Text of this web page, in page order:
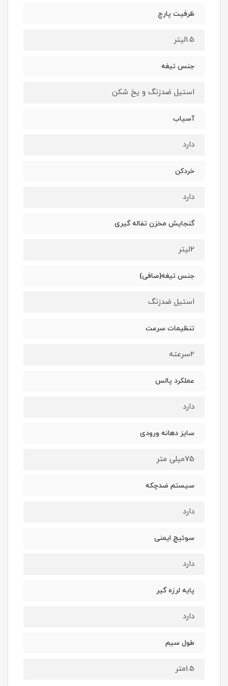
ظرفیت پارچ
1.5لیتر
جنس تیغه
استیل ضدزنگ و یخ شکن
آسیاب
دارد
خردکن
دارد
گنجایش مخزن تفاله گیری
2لیتر
جنس تیغه(صافی)
استیل ضدزنگ
تنظیمات سرعت
2سرعته
عملکرد پالس
دارد
سایز دهانه ورودی
75میلی متر
سیستم ضدچکه
دارد
سوئیچ ایمنی
دارد
پایه لرزه گیر
دارد
طول سیم
1.5متر